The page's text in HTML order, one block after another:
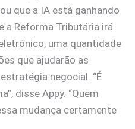
que a IA está ganhando
a Reforma Tributária irá
uma quantidade
que ajudarão as
negocial. “É
disse Appy. “Quem
mudança certamente